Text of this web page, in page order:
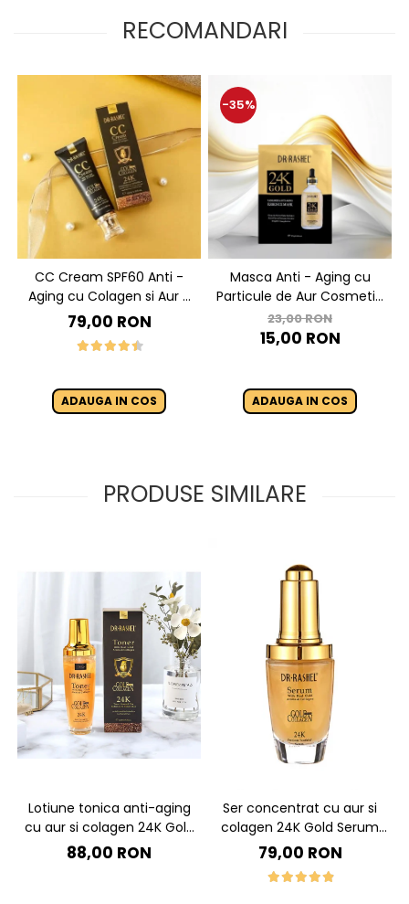
RECOMANDARI
CC Cream SPF60 Anti -
Aging cu Colagen si Aur -
Dr. Rashel 24K Gold Make-
Up Cover SPF60 50 ml
79,00 RON
ADAUGA IN COS
-35%
Masca Anti - Aging cu
Particule de Aur Cosmetic
- Dr Rashel 24K Gold
Radiance & Anti- Aging
23,00 RON
15,00 RON
ADAUGA IN COS
PRODUSE SIMILARE
Lotiune tonica anti-aging
cu aur si colagen 24K Gold
collagen Toner-120ML
88,00 RON
Ser concentrat cu aur si
colagen 24K Gold Serum
With Real Gold Atoms &
Collagen - 40 ml
79,00 RON